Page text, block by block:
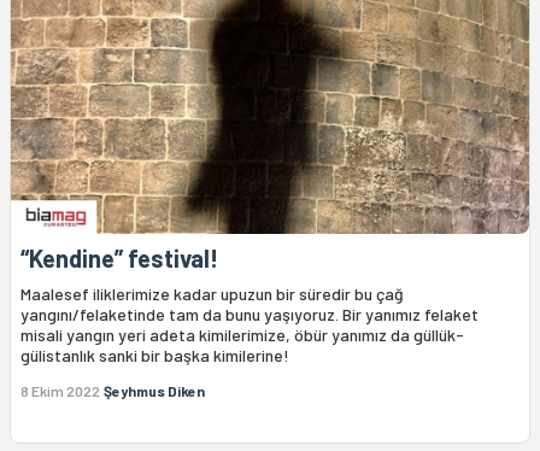
“Kendine” festival!
Maalesef iliklerimize kadar upuzun bir süredir bu çağ
yangını/felaketinde tam da bunu yaşıyoruz. Bir yanımız felaket
misali yangın yeri adeta kimilerimize, öbür yanımız da güllük-
gülistanlık sanki bir başka kimilerine!
8 Ekim 2022 Şeyhmus Diken